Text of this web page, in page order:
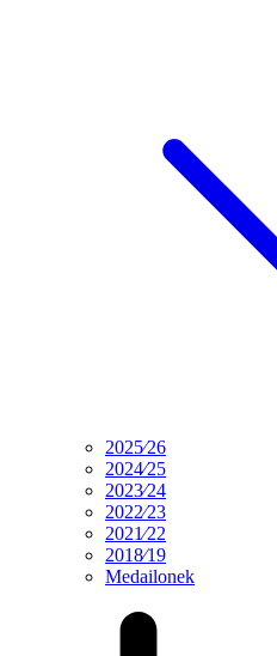
2025⁄26
2024⁄25
2023⁄24
2022⁄23
2021⁄22
2018⁄19
Medailonek